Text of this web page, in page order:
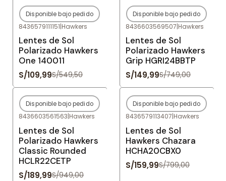
-80%OFF
Agotado
Disponible bajo pedido
8436579111151|Hawkers
Lentes de Sol
Polarizado Hawkers
One 140011
S/109,99S/549,50
-80%OFF
Agotado
Disponible bajo pedido
8436603569507|Hawkers
Lentes de Sol
Polarizado Hawkers
Grip HGRI24BBTP
S/149,99S/749,00
-80%OFF
Agotado
Disponible bajo pedido
8436603561563|Hawkers
Lentes de Sol
Polarizado Hawkers
Classic Rounded
HCLR22CETP
S/189,99S/949,00
-80%OFF
Agotado
Disponible bajo pedido
8436579113407|Hawkers
Lentes de Sol
Hawkers Chazara
HCHA20CBX0
S/159,99S/799,00